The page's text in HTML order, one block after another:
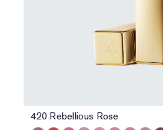
420 Rebellious Rose